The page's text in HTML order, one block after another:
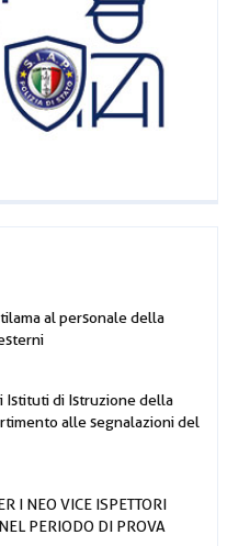
al personale della
Istituti di Istruzione della
alle segnalazioni del
I NEO VICE ISPETTORI
PERIODO DI PROVA